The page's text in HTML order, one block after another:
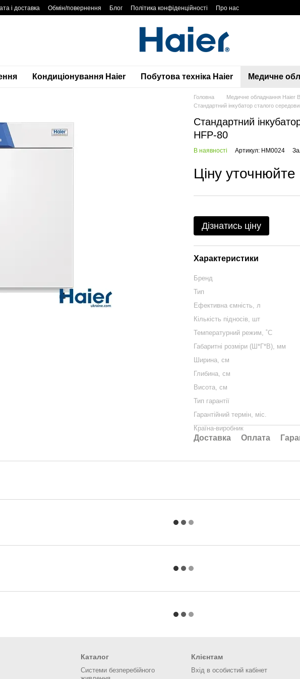
і доставка Обмін/повернення Блог Політика конфіденційності Про нас
Кондиціонування Haier Побутова техніка Haier Медичне
Головна Медичне обладнання Haier
Стандартний інкубатор сталого
Стандартний
HFP-80
В наявності Артикул: HM0024
Ціну уточнюйте
Дізнатись ціну
Характеристики
Бренд
Тип
Ефективна ємність, л
Кількість підносів, шт
Температурний режим, ˚С
Габаритні розміри (Ш*Г*В), мм
Ширина, см
Глибина, см
Висота, см
Тип гарантії
Гарантійний термін, міс.
Країна-виробник
Доставка Оплата
Каталог
Системи безперебійного
Клієнтам
Вхід в особистий кабінет